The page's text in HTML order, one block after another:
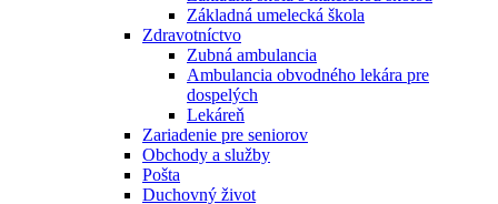
Základná umelecká škola
Zdravotníctvo
Zubná ambulancia
Ambulancia obvodného lekára pre
dospelých
Lekáreň
Zariadenie pre seniorov
Obchody a služby
Pošta
Duchovný život